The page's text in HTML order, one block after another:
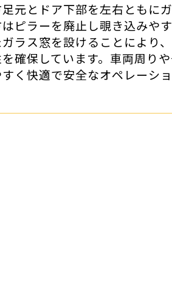
元とドア下部を左右ともにガ
ピラーを廃止し覗き込みや
ガラス窓を設けることにより
確保しています。車両周り
すく快適で安全なオペレーショ